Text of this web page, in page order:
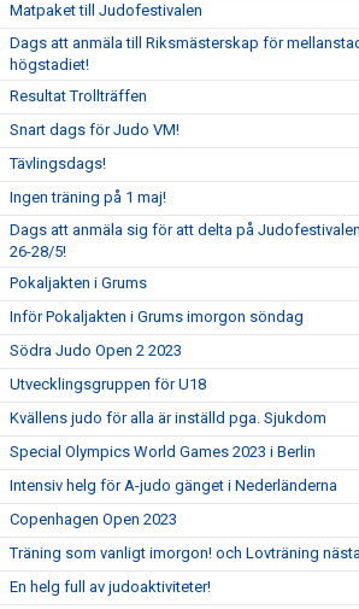
Matpaket till Judofestivalen
Dags att anmäla till Riksmästerskap för
högstadiet!
Resultat Trollträffen
Snart dags för Judo VM!
Tävlingsdags!
Ingen träning på 1 maj!
Dags att anmäla sig för att delta på
26-28/5!
Pokaljakten i Grums
Inför Pokaljakten i Grums imorgon söndag
Södra Judo Open 2 2023
Utvecklingsgruppen för U18
Kvällens judo för alla är inställd pga. Sjukdom
Special Olympics World Games 2023 i Berlin
Intensiv helg för A-judo gänget i Nederländerna
Copenhagen Open 2023
Träning som vanligt imorgon! och Lovträning
En helg full av judoaktiviteter!